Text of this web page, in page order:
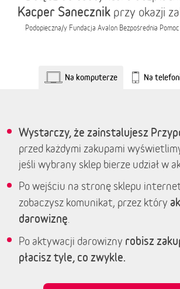
Kacper Sanecznik przy okazji
Podopieczna/y Fundacja Avalon Bezpośrednia
Na komputerze Na
Wystarczy, że zainstalujesz
przed każdymi zakupami
jeśli wybrany sklep bierze udział w
Po wejściu na stronę sklepu
zobaczysz komunikat, przez który
darowiznę
Po aktywacji darowizny robisz
płacisz tyle, co zwykle.